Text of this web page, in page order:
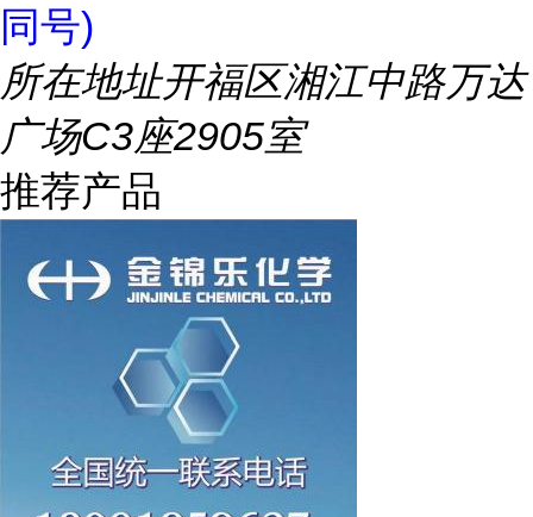
同号)
所在地址开福区湘江中路万达
广场C3座2905室
推荐产品